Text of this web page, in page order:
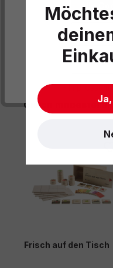
Informationen und
Produktgalerie
Gleich mitbestellen
Frisch auf den Tisch
Alle
- Impressum